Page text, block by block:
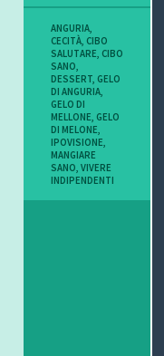
ANGURIA,
CECITÀ, CIBO
SALUTARE, CIBO
SANO,
DESSERT, GELO
DI ANGURIA,
GELO DI
MELLONE, GELO
DI MELONE,
IPOVISIONE,
MANGIARE
SANO,VIVERE
INDIPENDENTI